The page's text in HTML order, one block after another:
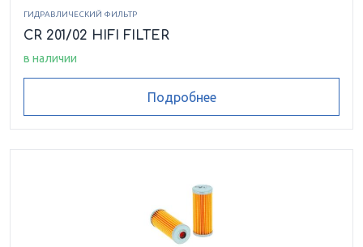
ГИДРАВЛИЧЕСКИЙ ФИЛЬТР
CR 201/02 HIFI FILTER
в наличии
Подробнее